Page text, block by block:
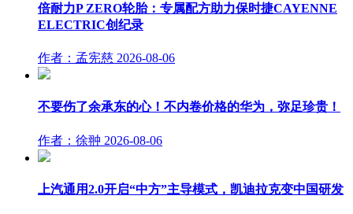
倍耐力P ZERO轮胎：专属配方助力保时捷CAYENNE
ELECTRIC创纪录
作者：孟宪慈 2026-08-06
不要伤了余承东的心！不内卷价格的华为，弥足珍贵！
作者：徐翀 2026-08-06
上汽通用2.0开启“中方”主导模式，凯迪拉克变中国研发